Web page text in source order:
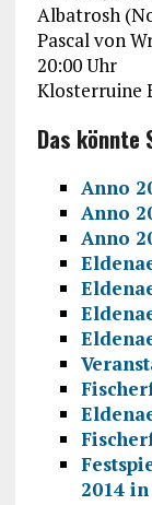
Albatrosh
Pascal von
20:00 Uhr
Klosterruine
Das könnte
Anno
Anno
Anno
2014